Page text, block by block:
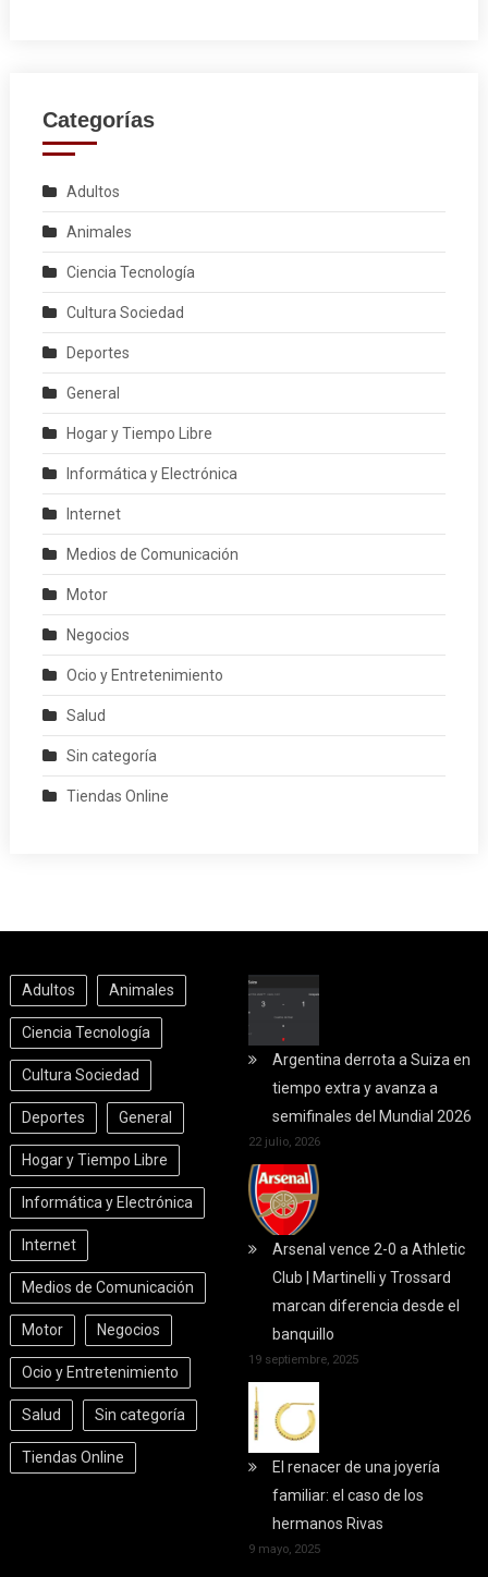
Categorías
Adultos
Animales
Ciencia Tecnología
Cultura Sociedad
Deportes
General
Hogar y Tiempo Libre
Informática y Electrónica
Internet
Medios de Comunicación
Motor
Negocios
Ocio y Entretenimiento
Salud
Sin categoría
Tiendas Online
Adultos Animales
Ciencia Tecnología
Cultura Sociedad
Deportes General
Hogar y Tiempo Libre
Informática y Electrónica
Internet
Medios de Comunicación
Motor Negocios
Ocio y Entretenimiento
Salud Sin categoría
Tiendas Online
Argentina derrota a Suiza en
tiempo extra y avanza a
semifinales del Mundial 2026
22 julio, 2026
Arsenal vence 2-0 a Athletic
Club | Martinelli y Trossard
marcan diferencia desde el
banquillo
19 septiembre, 2025
El renacer de una joyería
familiar: el caso de los
hermanos Rivas
9 mayo, 2025